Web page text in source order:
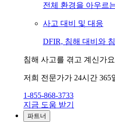
전체 환경을 아우르
사고 대비 및 대응
DFIR, 침해 대비와
침해 사고를 겪고 계신가
저희 전문가가 24시간 365
1-855-868-3733
지금 도움 받기
파트너